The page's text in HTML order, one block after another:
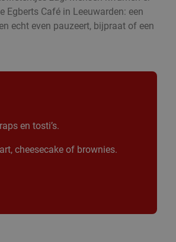
Egberts Café in Leeuwarden: een
echt even pauzeert, bijpraat of een
en tosti’s.
cheesecake of brownies.